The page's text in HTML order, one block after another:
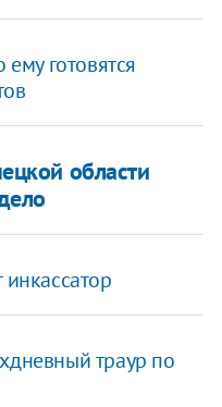
готовятся
области
траур по